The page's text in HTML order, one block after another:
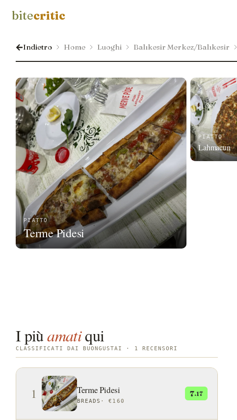
bitecritic
Indietro Home Luoghi Balıkesir Merkez/Balıkesir
PIATTO
Terme Pidesi
PIATTO
Lahmacun
I piùamatiqui
CLASSIFICATI DAI BUONGUSTAI · 1 RECENSORI
1 Terme Pidesi
BREADS ·€160
7.17